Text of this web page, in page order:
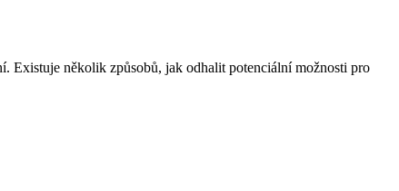
Existuje několik způsobů, jak odhalit potenciální možnosti pro